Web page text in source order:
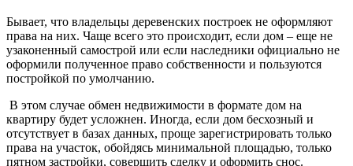
Бывает, что владельцы деревенских построек не оформляют
права на них. Чаще всего это происходит, если дом – еще не
узаконенный самострой или если наследники официально не
оформили полученное право собственности и пользуются
постройкой по умолчанию.
В этом случае обмен недвижимости в формате дом на
квартиру будет усложнен. Иногда, если дом бесхозный и
отсутствует в базах данных, проще зарегистрировать только
права на участок, обойдясь минимальной площадью, только
пятном застройки, совершить сделку и оформить снос.